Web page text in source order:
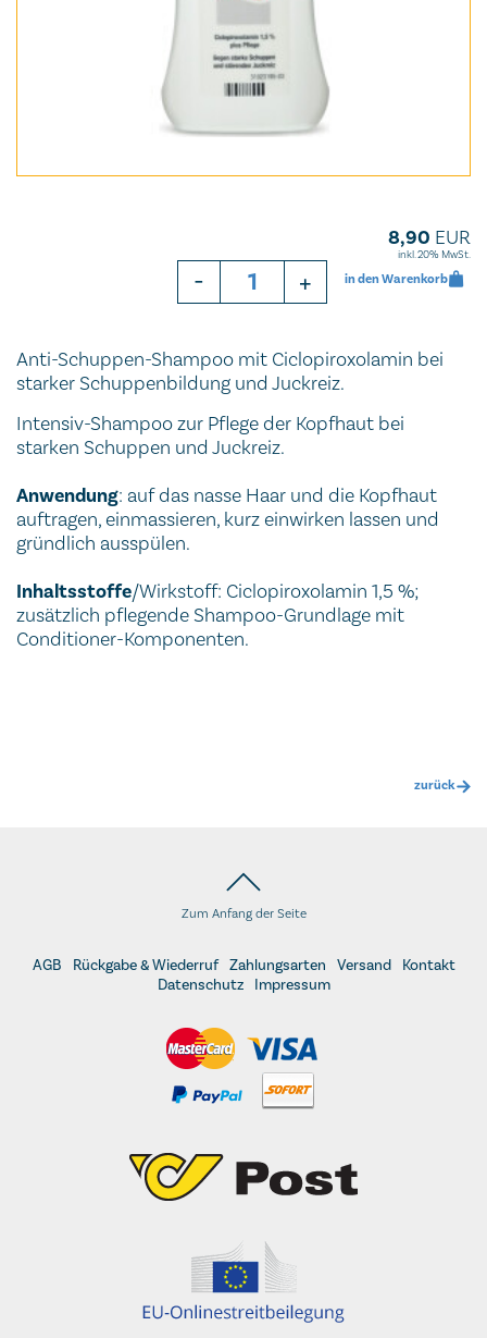
8,90 EUR
inkl. 20% MwSt.
- + in den Warenkorb
Anti-Schuppen-Shampoo mit Ciclopiroxolamin bei
starker Schuppenbildung und Juckreiz.
Intensiv-Shampoo zur Pflege der Kopfhaut bei
starken Schuppen und Juckreiz.
Anwendung: auf das nasse Haar und die Kopfhaut
auftragen, einmassieren, kurz einwirken lassen und
gründlich ausspülen.
Inhaltsstoffe/Wirkstoff: Ciclopiroxolamin 1,5 %;
zusätzlich pflegende Shampoo-Grundlage mit
Conditioner-Komponenten.
zurück
Zum Anfang der Seite
AGB Rückgabe & Wiederruf Zahlungsarten Versand
Kontakt
Datenschutz
Impressum